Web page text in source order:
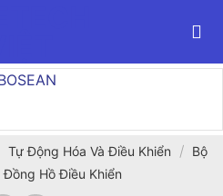
Tự Động Hóa Và Điều Khiển / Bộ
Hồ Điều Khiển